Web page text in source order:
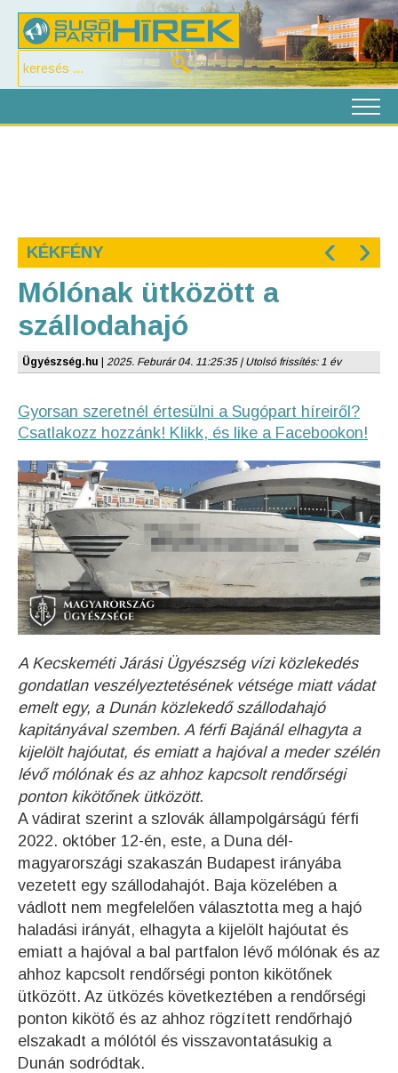
KÉKFÉNY ‹ ›
Mólónak ütközött a
szállodahajó
Ügyészség.hu 2025. Feburár 04. 11:25:35 | Utolsó frissítés: 1 év
Gyorsan szeretnél értesülni a Sugópart híreiről?
Csatlakozz hozzánk! Klikk, és like a Facebookon!
A Kecskeméti Járási Ügyészség vízi közlekedés
gondatlan veszélyeztetésének vétsége miatt vádat
emelt egy, a Dunán közlekedő szállodahajó
kapitányával szemben. A férfi Bajánál elhagyta a
kijelölt hajóutat, és emiatt a hajóval a meder szélén
lévő mólónak és az ahhoz kapcsolt rendőrségi
ponton kikötőnek ütközött.
A vádirat szerint a szlovák állampolgárságú férfi
2022. október 12-én, este, a Duna dél-
magyarországi szakaszán Budapest irányába
vezetett egy szállodahajót. Baja közelében a
vádlott nem megfelelően választotta meg a hajó
haladási irányát, elhagyta a kijelölt hajóutat és
emiatt a hajóval a bal partfalon lévő mólónak és az
ahhoz kapcsolt rendőrségi ponton kikötőnek
ütközött. Az ütközés következtében a rendőrségi
ponton kikötő és az ahhoz rögzített rendőrhajó
elszakadt a mólótól és visszavontatásukig a
Dunán sodródtak.